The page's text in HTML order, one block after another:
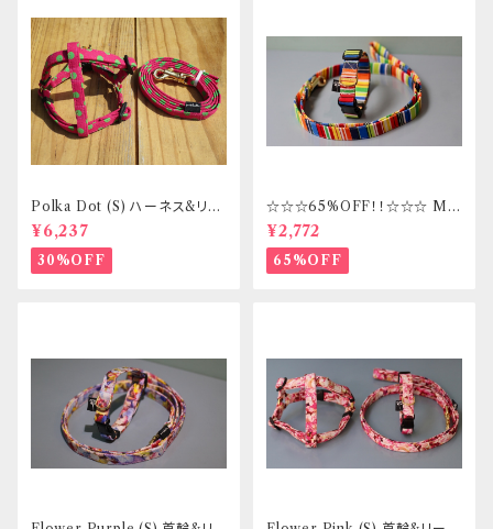
Polka Dot (S) ハーネス&リー
ドセット _ フントヒュッテオリジ
ナル
¥6,237
30%OFF
☆☆☆65%OFF！！☆☆☆ Mサ
イズ 首輪&リードセット _ フント
ヒュッテオリジナル
¥2,772
65%OFF